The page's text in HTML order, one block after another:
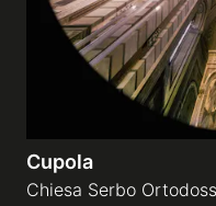
Cupola
Chiesa Serbo